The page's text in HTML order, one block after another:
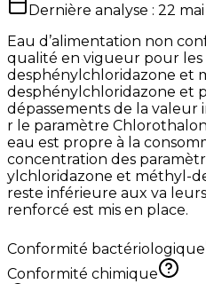
Dernière analyse : 22
Eau d’alimentation non
qualité en vigueur pour les
desphénylchloridazone et
desphénylchloridazone et
dépassements de la valeur
r le paramètre
eau est propre à la
concentration des
ylchloridazone et méthyl-
reste inférieure aux va
renforcé est mis en place.
Conformité bactériologique
Conformité chimique